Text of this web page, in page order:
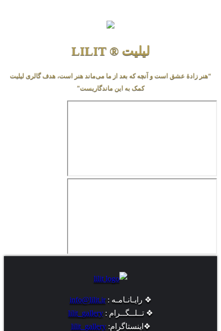
لیلیت ® LILIT
عشق است و آنچه که بعد از ما می‌ماند هنر است، هدف گالری لیلیت
کمک به این ماندگاریست”
❖ رایـانـامـه :
info@lilit.ir
❖ تــلــگــرام : lilit_gallery
❖اینستاگرام: lilit_gallery